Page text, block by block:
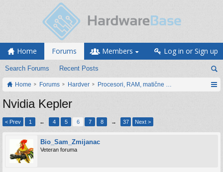
Home Forums
Search Forums Recent Posts
Members Log in or Sign up
Home Forums Hardver Procesori, RAM, matične ploče i grafičke
Nvidia Kepler
< Prev 1 ← 4 5 6 7 8 → 37 Next >
Bio_Sam_Zmijanac
Veteran foruma